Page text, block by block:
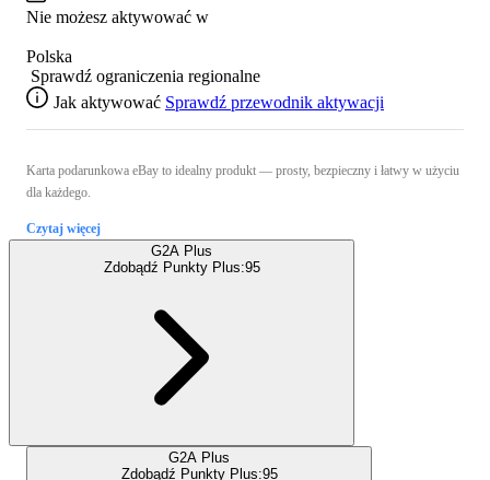
Nie możesz aktywować w
Polska
Sprawdź ograniczenia regionalne
Jak aktywować Sprawdź przewodnik aktywacji
Karta podarunkowa eBay to idealny produkt — prosty, bezpieczny i łatwy w użyciu
dla każdego.
Czytaj więcej
G2A Plus
Zdobądź Punkty Plus:95
G2A Plus
Zdobądź Punkty Plus:95